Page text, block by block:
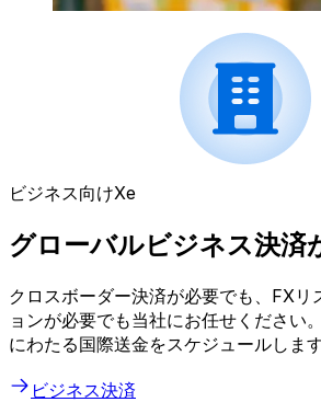
ビジネス向けXe
グローバルビジネス決済
クロスボーダー決済が必要でも、FXリ
ョンが必要でも当社にお任せください
にわたる国際送金をスケジュールします
ビジネス決済